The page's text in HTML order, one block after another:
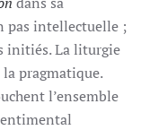
pas intellectuelle ;
initiés. La liturgie
pragmatique.
l’ensemble